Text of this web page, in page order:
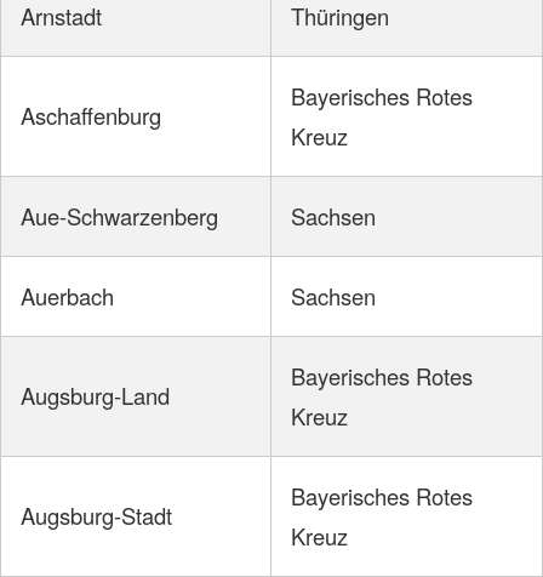
Arnstadt Thüringen
Aschaffenburg
Bayerisches Rotes
Kreuz
Aue-Schwarzenberg Sachsen
Auerbach Sachsen
Augsburg-Land
Bayerisches Rotes
Kreuz
Augsburg-Stadt
Bayerisches Rotes
Kreuz